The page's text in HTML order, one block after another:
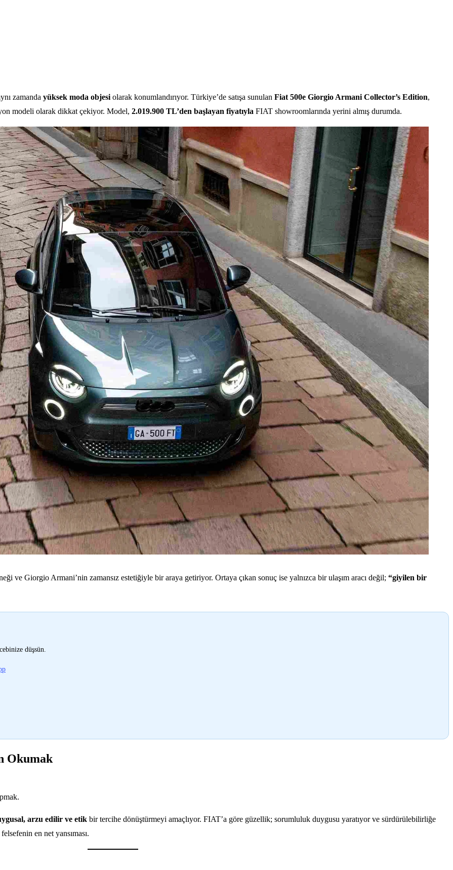
zamanda yüksek moda objesi olarak konumlandırıyor. Türkiye’de satışa sunulan Fiat 500e Giorgio Armani Collector’s Edition,
modeli olarak dikkat çekiyor. Model, 2.019.900 TL’den başlayan fiyatıyla FIAT showroomlarında yerini almış durumda.
ve Giorgio Armani’nin zamansız estetiğiyle bir araya getiriyor. Ortaya çıkan sonuç ise yalnızca bir ulaşım aracı değil; “giyilen bir
düşsün.
Okumak
arzu edilir ve etik bir tercihe dönüştürmeyi amaçlıyor. FIAT’a göre güzellik; sorumluluk duygusu yaratıyor ve sürdürülebilirliğe
en net yansıması.